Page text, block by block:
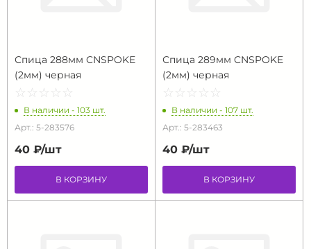
Спица 288мм CNSPOKE
(2мм) черная
☆ ☆ ☆ ☆ ☆
★ ★ ★ ★ ★
В наличии - 103 шт.
Арт.: 5-283576
40 ₽/шт
В КОРЗИНУ
Спица 289мм CNSPOKE
(2мм) черная
☆ ☆ ☆ ☆ ☆
★ ★ ★ ★ ★
В наличии - 107 шт.
Арт.: 5-283463
40 ₽/шт
В КОРЗИНУ